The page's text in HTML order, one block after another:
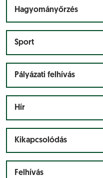
Hagyományőrzés
Sport
Pályázati felhívás
Hír
Kikapcsolódás
Felhívás